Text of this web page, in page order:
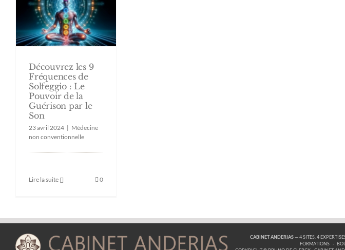
Découvrez les 9
Fréquences de
Solfeggio : Le Pouvoir
de la Guérison par le
Son
Découvrez les 9
Fréquences de
Solfeggio : Le
Pouvoir de la
Guérison par le
Son
23 avril 2024 | Médecine
non conventionnelle
Lire la suite 0
CABINET ANDERIAS— 4 SITES, 4
FORMATIONS ·